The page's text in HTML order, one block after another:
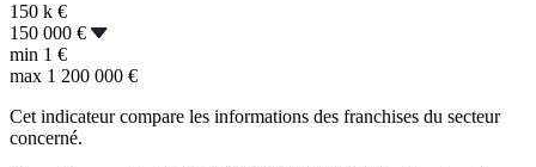
150 k €
150 000 €
min 1 €
max 1 200 000 €
Cet indicateur compare les informations des franchises du secteur
concerné.